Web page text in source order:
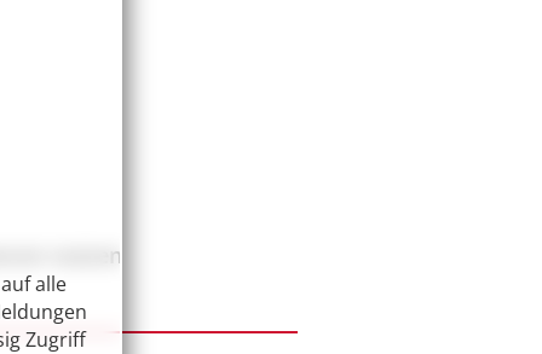
nutzen
alle
Zugriff